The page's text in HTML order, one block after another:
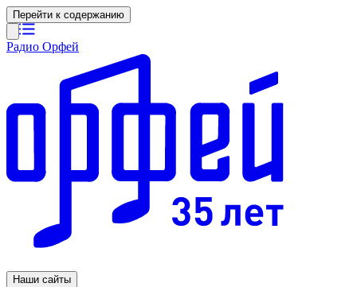
Перейти к содержанию
Радио Орфей
Наши сайты